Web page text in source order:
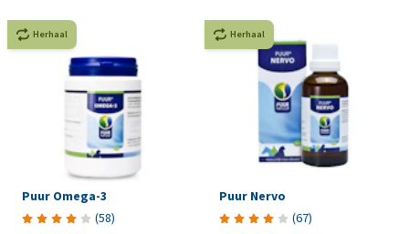
Herhaal
Puur Omega-3
(58)
Herhaal
Puur Nervo
(67)